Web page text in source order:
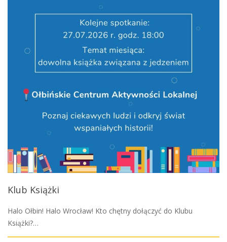
Klub Książki
Halo Ołbin! Halo Wrocław! Kto chętny dołączyć do Klubu
Książki?…